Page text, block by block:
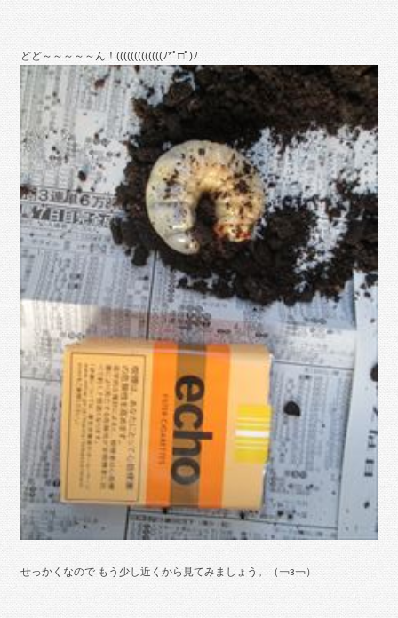
どど～～～～～ん！(((((((((((((ﾉ*ﾟ□ﾟ)ﾉ
せっかくなので もう少し近くから見てみましょう。（￢з￢）